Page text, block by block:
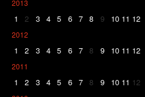
2013
1 2 3 4 5 6 7 8 9 10 11 12
2012
1 2 3 4 5 6 7 8 9 10 11 12
2011
1 2 3 4 5 6 7 8 9 10 11 12